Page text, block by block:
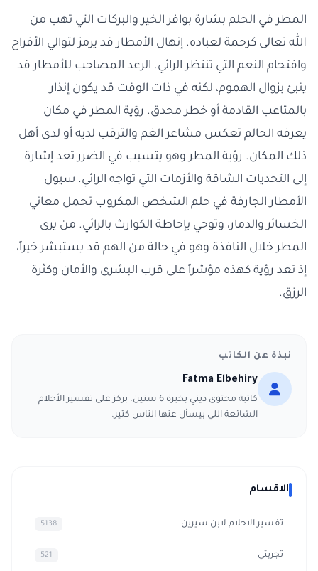
المطر في الحلم بشارة بوافر الخير والبركات التي تهب من
الله تعالى كرحمة لعباده. إنهال الأمطار قد يرمز لتوالي الأفراح
وافتحام النعم التي تنتظر الرائي. الرعد المصاحب للأمطار قد
ينبئ بزوال الهموم، لكنه في ذات الوقت قد يكون إنذار
بالمتاعب القادمة أو خطر محدق. رؤية المطر في مكان
يعرفه الحالم تعكس مشاعر الغم والترقب لديه أو لدى أهل
ذلك المكان. رؤية المطر وهو يتسبب في الضرر تعد إشارة
إلى التحديات الشاقة والأزمات التي تواجه الرائي. سيول
الأمطار الجارفة في حلم الشخص المكروب تحمل معاني
الخسائر والدمار، وتوحي بإحاطة الكوارث بالرائي. من يرى
المطر خلال النافذة وهو في حالة من الهم قد يستبشر خيراً،
إذ تعد رؤية كهذه مؤشراً على قرب البشرى والأمان وكثرة
الرزق.
نبذة عن الكاتب
Fatma Elbehiry
كاتبة محتوى ديني بخبرة 6 سنين. بركز على تفسير الأحلام
الشائعة اللي بيسأل عنها الناس كتير.
الاقسام
تفسير الاحلام لابن سيرين 5138
تجربتي 521